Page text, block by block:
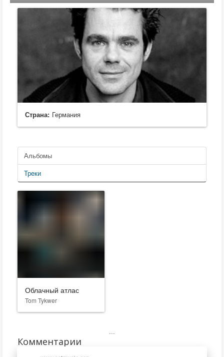
Страна: Германия
Альбомы
Треки
Облачный атлас
Tom Tykwer
...
Комментарии